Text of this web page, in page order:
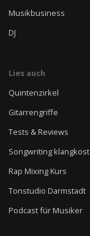
Musikbusiness
DJ
Lies auch
Quintenzirkel
Gitarrengriffe
Tests & Reviews
Songwriting klangkost
Rap Mixing Kurs
Tonstudio Darmstadt
Podcast für Musiker